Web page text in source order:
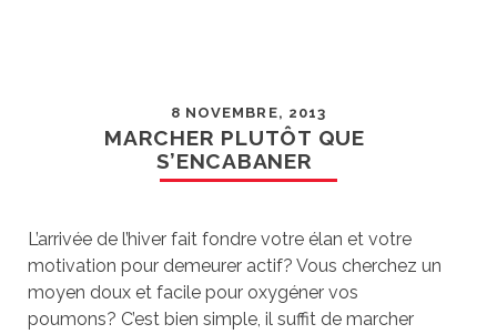
8 NOVEMBRE, 2013
MARCHER PLUTÔT QUE
S’ENCABANER
L’arrivée de l’hiver fait fondre votre élan et votre
motivation pour demeurer actif? Vous cherchez un
moyen doux et facile pour oxygéner vos
poumons? C’est bien simple, il suffit de marcher